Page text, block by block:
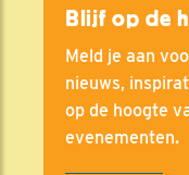
Blijf op de
Meld je aan
nieuws,
op de hoogte
evenementen.